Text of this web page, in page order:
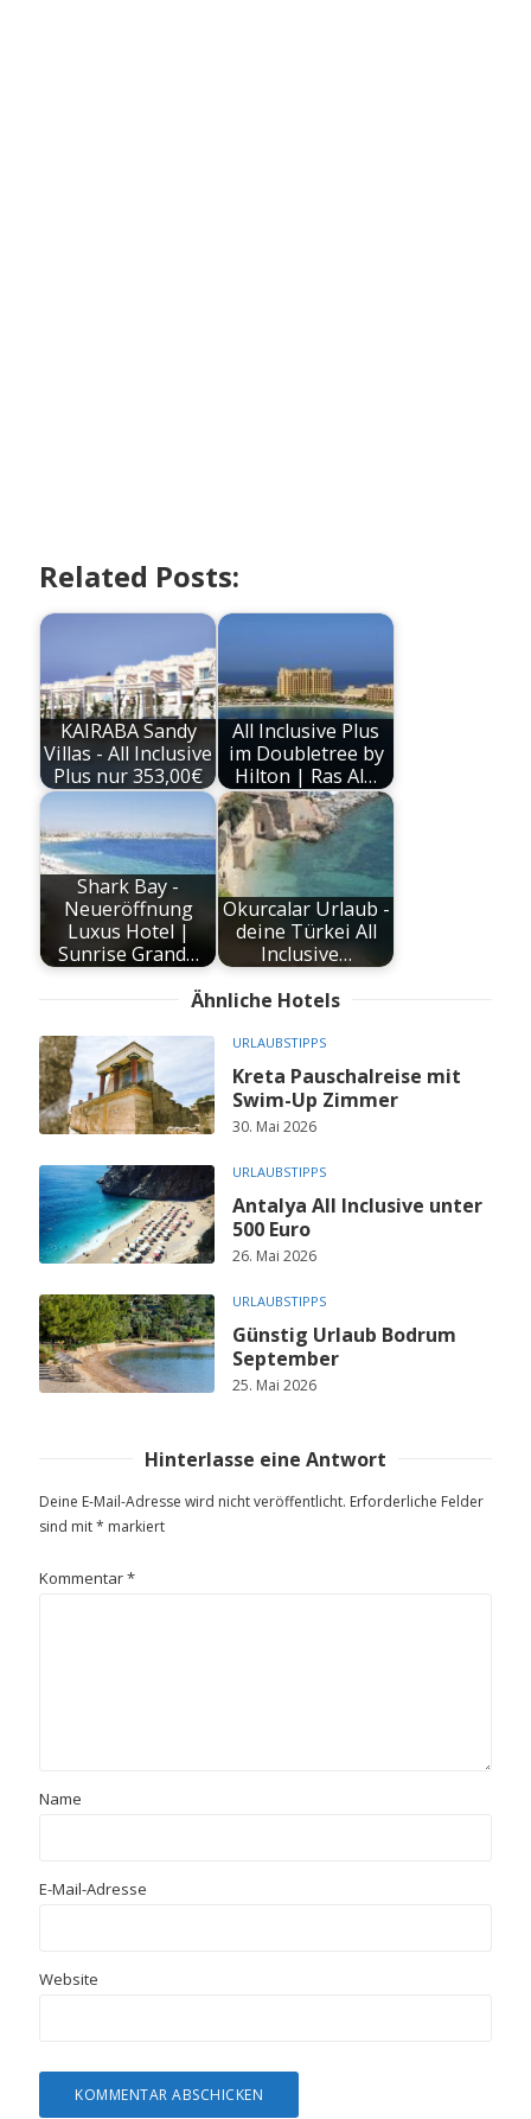
Related Posts:
KAIRABA Sandy
Villas - All Inclusive
Plus nur 353,00€
All Inclusive Plus
im Doubletree by
Hilton | Ras Al…
Shark Bay -
Neueröffnung
Luxus Hotel |
Sunrise Grand…
Okurcalar Urlaub -
deine Türkei All
Inclusive…
Ähnliche Hotels
URLAUBSTIPPS
Kreta Pauschalreise mit
Swim-Up Zimmer
30. Mai 2026
URLAUBSTIPPS
Antalya All Inclusive unter
500 Euro
26. Mai 2026
URLAUBSTIPPS
Günstig Urlaub Bodrum
September
25. Mai 2026
Hinterlasse eine Antwort
Deine E-Mail-Adresse wird nicht veröffentlicht. Erforderliche Felder
sind mit* markiert
Kommentar*
Name
E-Mail-Adresse
Website